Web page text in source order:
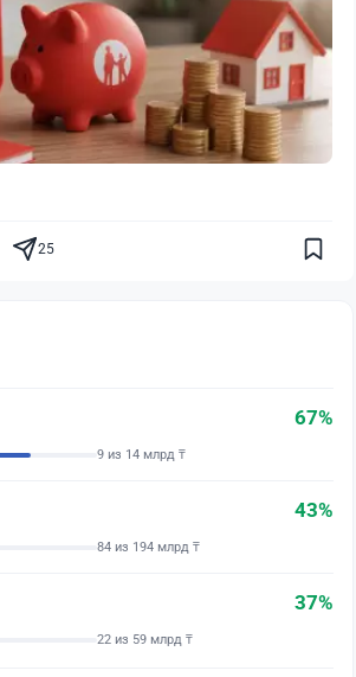
25
67%
9 из 14 млрд ₸
43%
84 из 194 млрд ₸
37%
22 из 59 млрд ₸